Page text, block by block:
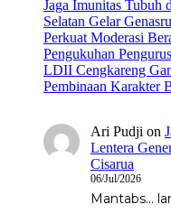
Jaga Imunitas
Selatan Gelar
Perkuat Moderasi
Pengukuhan
LDII Cengkareng
Pembinaan Karakter
Ari Pudji on
Lentera
Cisarua
06/Jul/2026
Mantabs...